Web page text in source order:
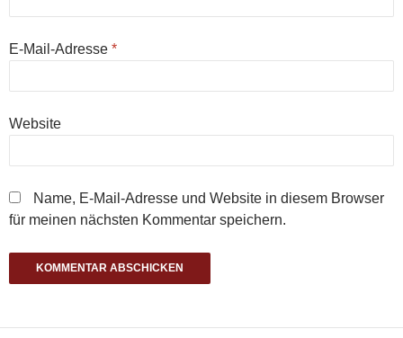
E-Mail-Adresse *
Website
Name, E-Mail-Adresse und Website in diesem Browser
für meinen nächsten Kommentar speichern.